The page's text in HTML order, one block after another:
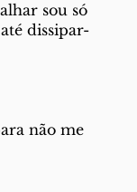
sou só
dissipar-
não me